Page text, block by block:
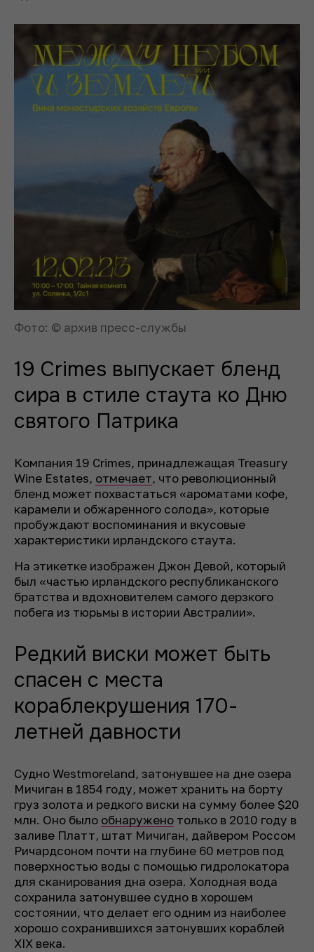
Фото: © архив пресс-службы
19 Crimes выпускает бленд
сира в стиле стаута ко Дню
святого Патрика
Компания 19 Crimes, принадлежащая Treasury
Wine Estates, отмечает, что революционный
бленд может похвастаться «ароматами кофе,
карамели и обжаренного солода», которые
пробуждают воспоминания и вкусовые
характеристики ирландского стаута.
На этикетке изображен Джон Девой, который
был «частью ирландского республиканского
братства и вдохновителем самого дерзкого
побега из тюрьмы в истории Австралии».
Редкий виски может быть
спасен с места
кораблекрушения 170-
летней давности
Судно Westmoreland, затонувшее на дне озера
Мичиган в 1854 году, может хранить на борту
груз золота и редкого виски на сумму более $20
млн. Оно было обнаружено только в 2010 году в
заливе Платт, штат Мичиган, дайвером Россом
Ричардсоном почти на глубине 60 метров под
поверхностью воды с помощью гидролокатора
для сканирования дна озера. Холодная вода
сохранила затонувшее судно в хорошем
состоянии, что делает его одним из наиболее
хорошо сохранившихся затонувших кораблей
XIX века.